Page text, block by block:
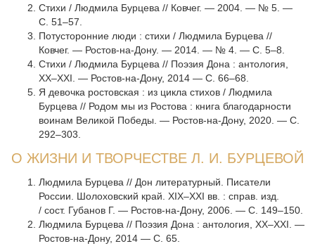
Стихи / Людмила Бурцева // Ковчег. — 2004. — № 5. —
С. 51–57.
Потусторонние люди : стихи / Людмила Бурцева //
Ковчег. — Ростов-на-Дону. — 2014. — № 4. — С. 5–8.
Стихи / Людмила Бурцева // Поэзия Дона : антология,
XX–XXI. — Ростов-на-Дону, 2014 — С. 66–68.
Я девочка ростовская : из цикла стихов / Людмила
Бурцева // Родом мы из Ростова : книга благодарности
воинам Великой Победы. — Ростов-на-Дону, 2020. — С.
292–303.
О ЖИЗНИ И ТВОРЧЕСТВЕ Л. И. БУРЦЕВОЙ
Людмила Бурцева // Дон литературный. Писатели
России. Шолоховский край. XIX–XXI вв. : справ. изд.
/ сост. Губанов Г. — Ростов-на-Дону, 2006. — С. 149–150.
Людмила Бурцева // Поэзия Дона : антология, XX–XXI. —
Ростов-на-Дону, 2014 — С. 65.